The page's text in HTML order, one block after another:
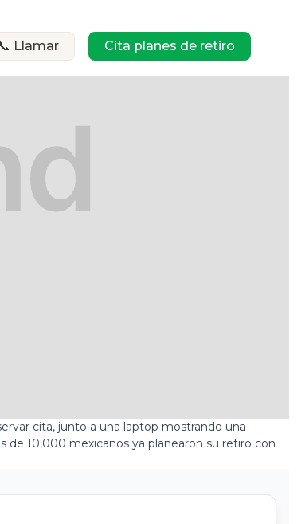
📞 Llamar Cita planes de retiro